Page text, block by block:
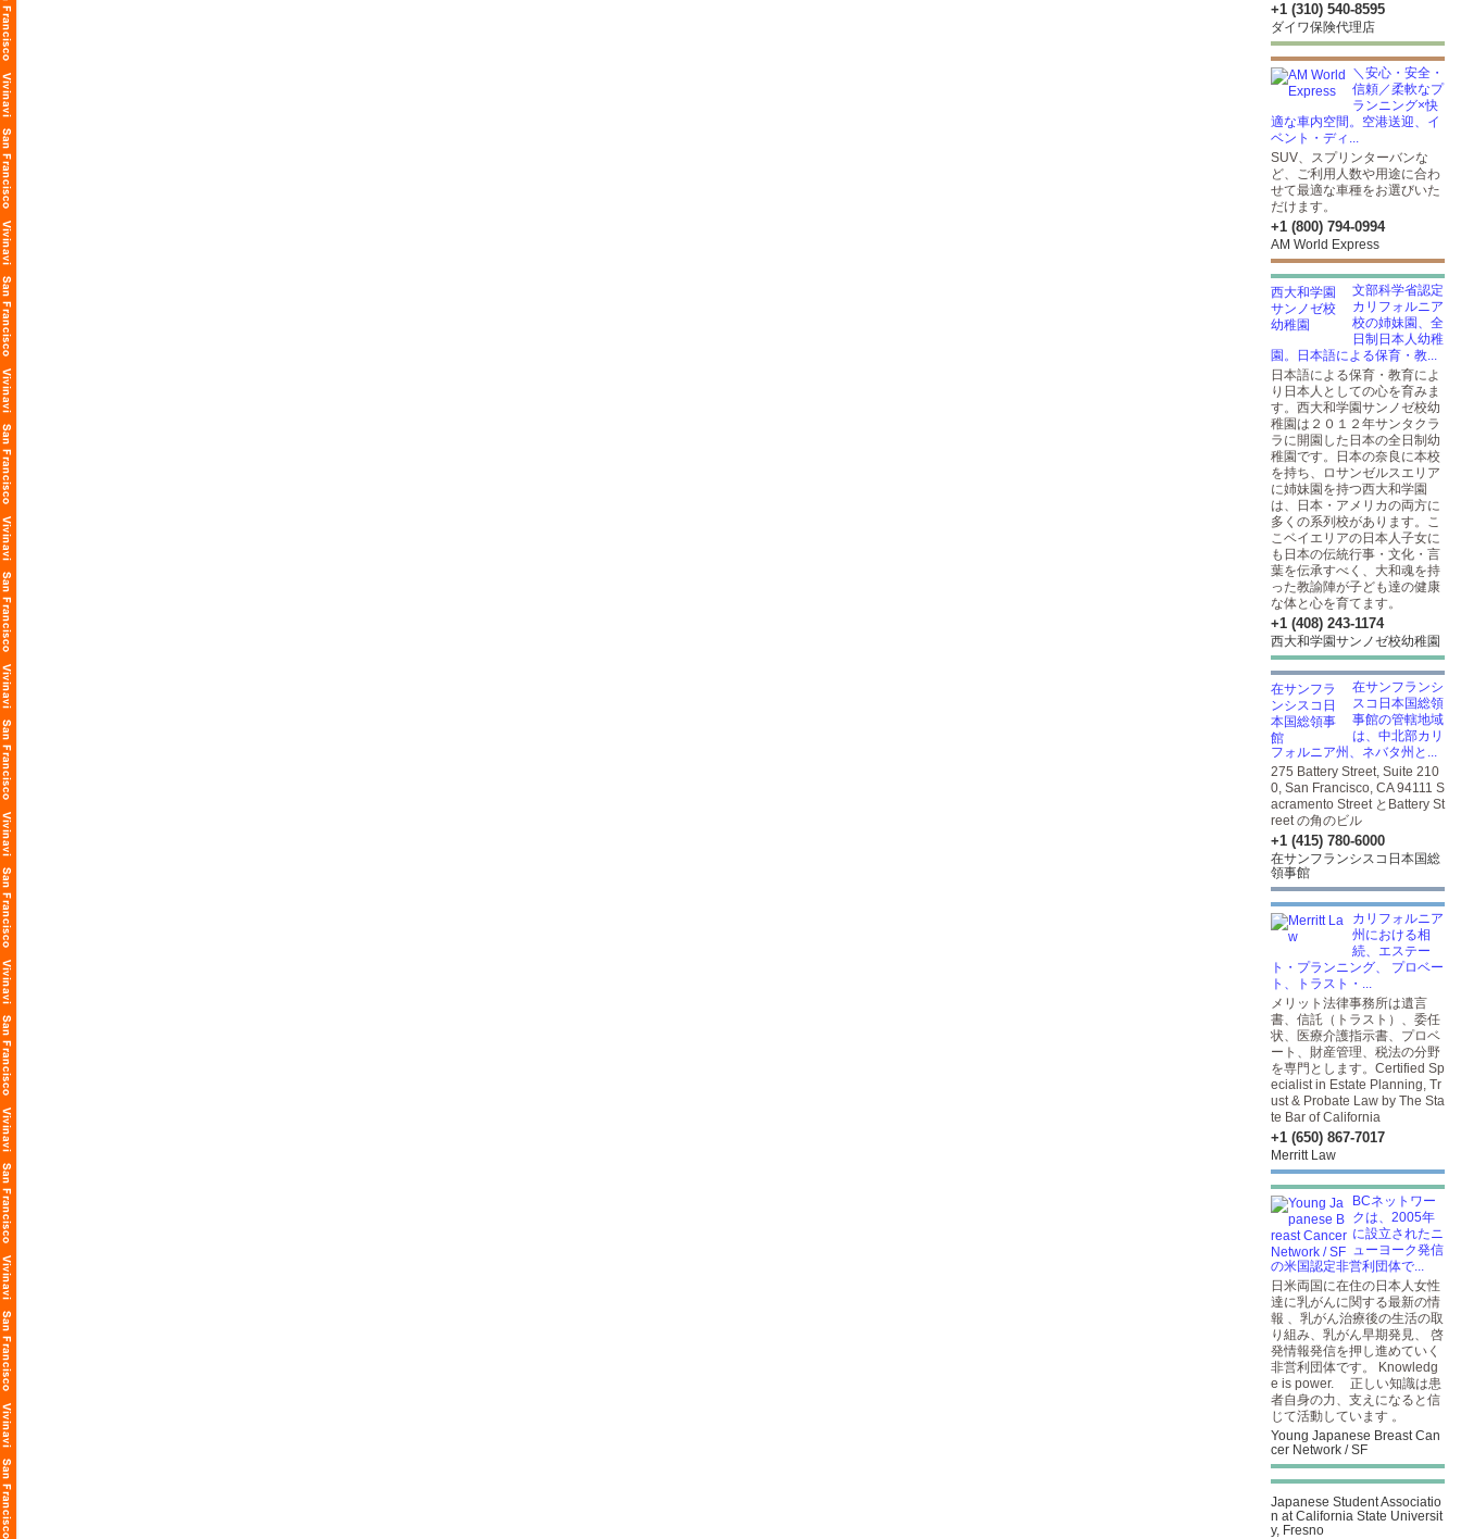
+1 (310) 540-8595
ダイワ保険代理店
＼安心・安全・
信頼／柔軟なプ
ランニング×快
適な車内空間。空港送迎、イ
ベント・ディ...
SUV、スプリンターバンな
ど、ご利用人数や用途に合わ
せて最適な車種をお選びいた
だけます。
+1 (800) 794-0994
AM World Express
文部科学省認定
カリフォルニア
校の姉妹園、全
日制日本人幼稚
園。日本語による保育・教...
日本語による保育・教育によ
り日本人としての心を育みま
す。西大和学園サンノゼ校幼
稚園は２０１２年サンタクラ
ラに開園した日本の全日制幼
稚園です。日本の奈良に本校
を持ち、ロサンゼルスエリア
に姉妹園を持つ西大和学園
は、日本・アメリカの両方に
多くの系列校があります。こ
こベイエリアの日本人子女に
も日本の伝統行事・文化・言
葉を伝承すべく、大和魂を持
った教諭陣が子ども達の健康
な体と心を育てます。
+1 (408) 243-1174
西大和学園サンノゼ校幼稚園
在サンフランシ
スコ日本国総領
事館の管轄地域
は、中北部カリ
フォルニア州、ネバタ州と...
275 Battery Street, Suite 210
0, San Francisco, CA 94111 S
acramento Street とBattery St
reet の角のビル
+1 (415) 780-6000
在サンフランシスコ日本国総
領事館
カリフォルニア
州における相
続、エステー
ト・プランニング、 プロベー
ト、トラスト・...
メリット法律事務所は遺言
書、信託（トラスト）、委任
状、医療介護指示書、プロベ
ート、財産管理、税法の分野
を専門とします。Certified Sp
ecialist in Estate Planning, Tr
ust & Probate Law by The Sta
te Bar of California
+1 (650) 867-7017
Merritt Law
BCネットワー
クは、2005年
に設立されたニ
ューヨーク発信
の米国認定非営利団体で...
日米両国に在住の日本人女性
達に乳がんに関する最新の情
報 、乳がん治療後の生活の取
り組み、乳がん早期発見、 啓
発情報発信を押し進めていく
非営利団体です。 Knowledg
e is power. 正しい知識は患
者自身の力、支えになると信
じて活動しています 。
Young Japanese Breast Can
cer Network / SF
Japanese Student Associatio
n at California State Universit
y, Fresno